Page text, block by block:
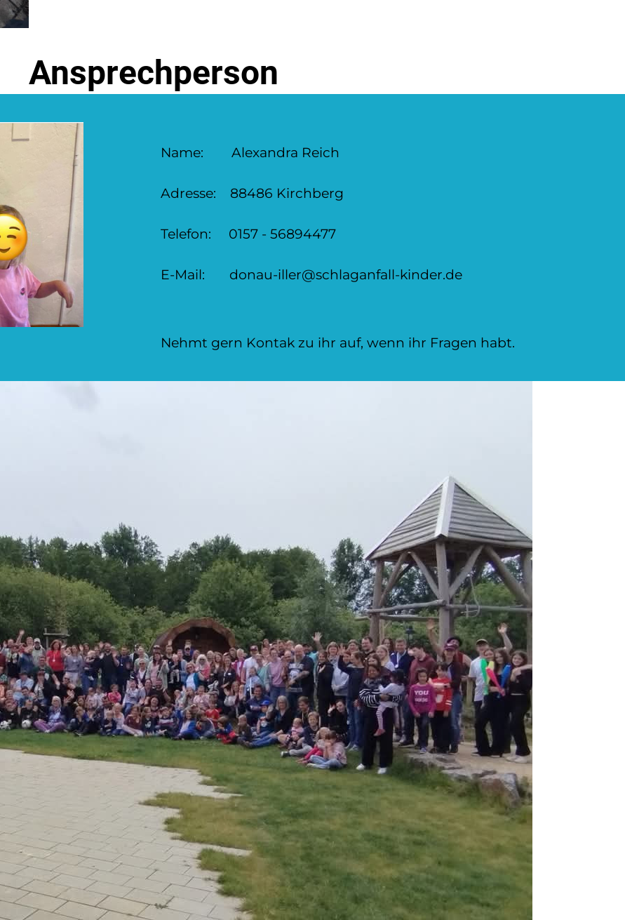
Ansprechperson
Name: Alexandra Reich
Adresse: 88486 Kirchberg
Telefon: 0157 - 56894477
E-Mail: donau-iller@schlaganfall-kinder.de
Nehmt gern Kontak zu ihr auf, wenn ihr Fragen habt.